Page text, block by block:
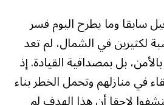
سابقا وما يطرح اليوم فسر
لكثيرين في الشمال، لم تعد
بل بمصداقية القيادة. إذ
في منازلهم وتحمل الخطر بناء